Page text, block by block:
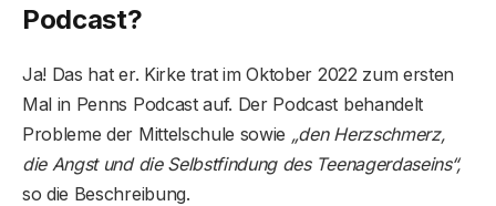
Podcast?
Ja! Das hat er. Kirke trat im Oktober 2022 zum ersten
Mal in Penns Podcast auf. Der Podcast behandelt
Probleme der Mittelschule sowie „den Herzschmerz,
die Angst und die Selbstfindung des Teenagerdaseins“,
so die Beschreibung.